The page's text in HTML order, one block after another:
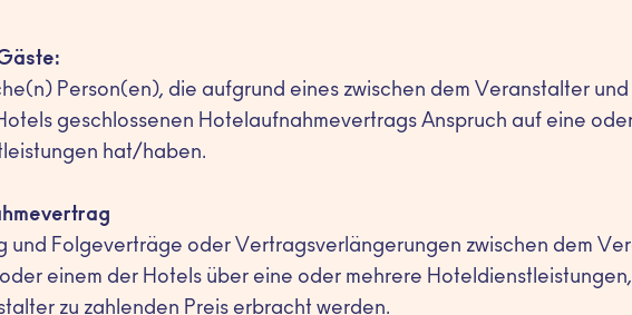
Person(en), die aufgrund eines zwischen dem Veranstalter
geschlossenen Hotelaufnahmevertrags Anspruch auf eine
hat/haben.
und Folgeverträge oder Vertragsverlängerungen zwischen dem
einem der Hotels über eine oder mehrere
zu zahlenden Preis erbracht werden.